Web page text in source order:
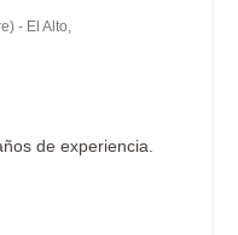
- El Alto,
de experiencia.